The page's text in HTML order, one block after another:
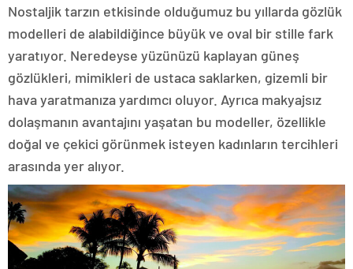
Nostaljik tarzın etkisinde olduğumuz bu yıllarda gözlük
modelleri de alabildiğince büyük ve oval bir stille fark
yaratıyor. Neredeyse yüzünüzü kaplayan güneş
gözlükleri, mimikleri de ustaca saklarken, gizemli bir
hava yaratmanıza yardımcı oluyor. Ayrıca makyajsız
dolaşmanın avantajını yaşatan bu modeller, özellikle
doğal ve çekici görünmek isteyen kadınların tercihleri
arasında yer alıyor.